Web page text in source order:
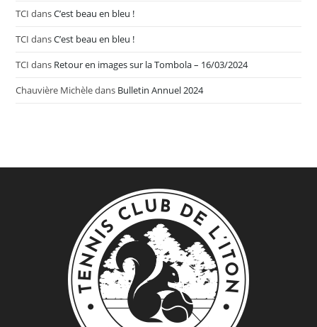
TCI dansC’est beau en bleu !
TCI dansC’est beau en bleu !
TCI dans Retour en images sur la Tombola – 16/03/2024
Chauvière Michèledans Bulletin Annuel 2024